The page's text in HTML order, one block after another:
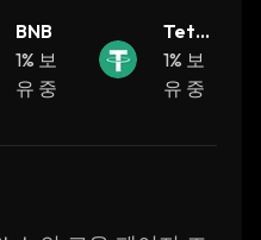
to be user
use it without any
The
BNB
1% 보
유 중
Teth
er
1% 보
유 중